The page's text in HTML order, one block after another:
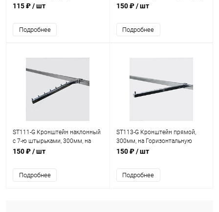
шариками
115 ₽/ шт
Подробнее
150 ₽/ шт
Подробнее
ST111-G Кронштейн наклонный
с 7-ю штырьками, 300мм, на
горизонтальную трубу
150 ₽/ шт
Подробнее
ST113-G Кронштейн прямой,
300мм, на Горизонтальную
трубу
150 ₽/ шт
Подробнее